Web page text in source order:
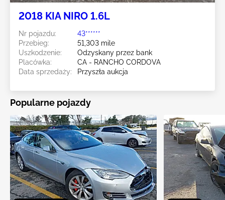
2018 KIA NIRO 1.6L
Nr pojazdu:
43******
Przebieg:
51,303 mile
Uszkodzenie:
Odzyskany przez bank
Placówka:
CA - RANCHO CORDOVA
Data sprzedaży:
Przyszła aukcja
Popularne pojazdy